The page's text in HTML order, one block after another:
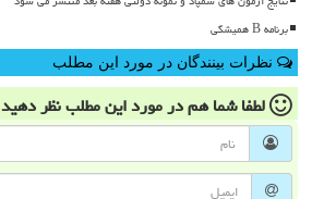
برنامه B همیشگی
نظرات بینندگان در مورد این مطلب
لطفا شما همدر مورد این مطلبنظر دهید